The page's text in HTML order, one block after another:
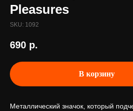
Pleasures
SKU: 1092
690 р.
В корзину
Металлический значок, который